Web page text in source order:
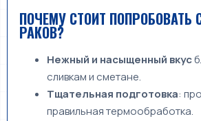
ПОЧЕМУ СТОИТ
РАКОВ?
Нежный и насыщенный вкус
сливкам и сметане.
Тщательная подготовка:
правильная термообработка.